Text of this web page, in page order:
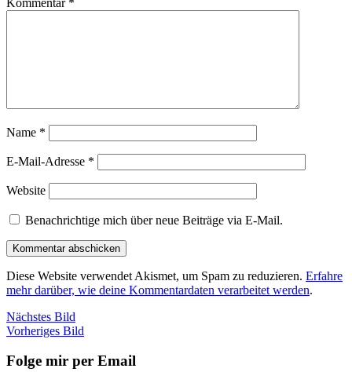
Name *
E-Mail-Adresse *
Website
Benachrichtige mich über neue Beiträge via E-Mail.
Diese Website verwendet Akismet, um Spam zu reduzieren. Erfahre
mehr darüber, wie deine Kommentardaten verarbeitet werden.
Nächstes Bild
Vorheriges Bild
Folge mir per Email